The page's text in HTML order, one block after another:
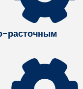
расточным